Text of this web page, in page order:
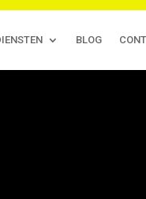
BLOG